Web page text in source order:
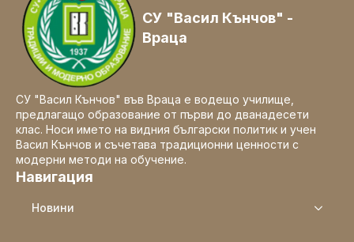
СУ "Васил Кънчов" -
Враца
СУ "Васил Кънчов" във Враца е водещо училище,
предлагащо образование от първи до дванадесети
клас. Носи името на видния български политик и учен
Васил Кънчов и съчетава традиционни ценности с
модерни методи на обучение.
Навигация
Новини